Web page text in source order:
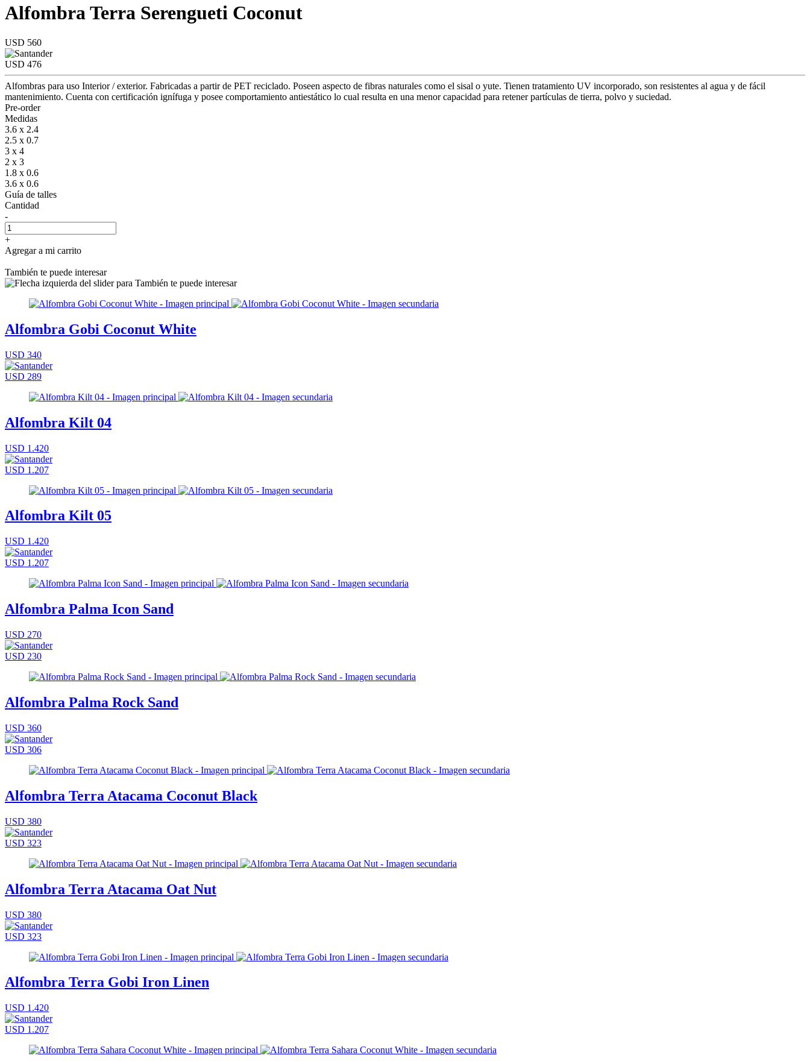
Alfombra Terra Serengueti Coconut
USD 560
USD 476
Alfombras para uso Interior / exterior. Fabricadas a partir de PET reciclado. Poseen aspecto de fibras naturales como el sisal o yute. Tienen tratamiento UV incorporado, son resistentes al agua y de fácil
mantenimiento. Cuenta con certificación ignífuga y posee comportamiento antiestático lo cual resulta en una menor capacidad para retener partículas de tierra, polvo y suciedad.
Pre-order
Medidas
3.6 x 2.4
2.5 x 0.7
3 x 4
2 x 3
1.8 x 0.6
3.6 x 0.6
Guía de talles
Cantidad
-
+
Agregar a mi carrito
También te puede interesar
Alfombra Gobi Coconut White
USD 340
USD 289
Alfombra Kilt 04
USD 1.420
USD 1.207
Alfombra Kilt 05
USD 1.420
USD 1.207
Alfombra Palma Icon Sand
USD 270
USD 230
Alfombra Palma Rock Sand
USD 360
USD 306
Alfombra Terra Atacama Coconut Black
USD 380
USD 323
Alfombra Terra Atacama Oat Nut
USD 380
USD 323
Alfombra Terra Gobi Iron Linen
USD 1.420
USD 1.207